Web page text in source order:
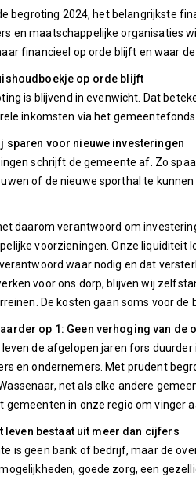
begroting 2024, het belangrijkste
en maatschappelijke organisaties
financieel op orde blijft en waar
op orde blijft
is blijvend in evenwicht. Dat
inkomsten via het
sparen voor nieuwe investeringen
schrijft de gemeente af. Zo
of de nieuwe sporthal te
daarom verantwoord om
voorzieningen. Onze liquiditeit
waar nodig en dat
voor ons dorp, blijven wij
De kosten gaan soms voor de
op 1: Geen verhoging van de
leven de afgelopen jaren fors
en ondernemers. Met prudent
net als elke andere
gemeenten in onze regio om vinger
leven bestaat uit meer dan cijfers
is geen bank of bedrijf, maar de
goede zorg, een